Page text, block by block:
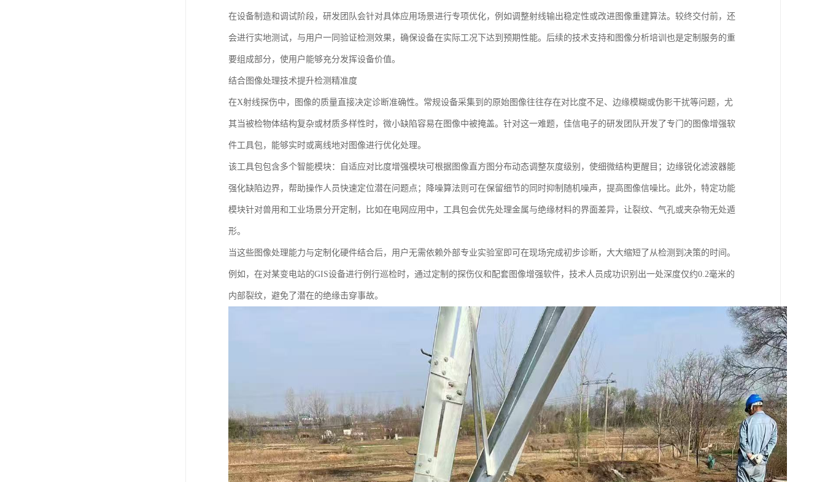
在设备制造和调试阶段，研发团队会针对具体应用场景进行专项优化，例如调整射线输出稳定性或改进图像重建算法。较终交付前，还
会进行实地测试，与用户一同验证检测效果，确保设备在实际工况下达到预期性能。后续的技术支持和图像分析培训也是定制服务的重
要组成部分，使用户能够充分发挥设备价值。
结合图像处理技术提升检测精准度
在X射线探伤中，图像的质量直接决定诊断准确性。常规设备采集到的原始图像往往存在对比度不足、边缘模糊或伪影干扰等问题，尤
其当被检物体结构复杂或材质多样性时，微小缺陷容易在图像中被掩盖。针对这一难题，佳信电子的研发团队开发了专门的图像增强软
件工具包，能够实时或离线地对图像进行优化处理。
该工具包包含多个智能模块：自适应对比度增强模块可根据图像直方图分布动态调整灰度级别，使细微结构更醒目；边缘锐化滤波器能
强化缺陷边界，帮助操作人员快速定位潜在问题点；降噪算法则可在保留细节的同时抑制随机噪声，提高图像信噪比。此外，特定功能
模块针对兽用和工业场景分开定制，比如在电网应用中，工具包会优先处理金属与绝缘材料的界面差异，让裂纹、气孔或夹杂物无处遁
形。
当这些图像处理能力与定制化硬件结合后，用户无需依赖外部专业实验室即可在现场完成初步诊断，大大缩短了从检测到决策的时间。
例如，在对某变电站的GIS设备进行例行巡检时，通过定制的探伤仪和配套图像增强软件，技术人员成功识别出一处深度仅约0.2毫米的
内部裂纹，避免了潜在的绝缘击穿事故。